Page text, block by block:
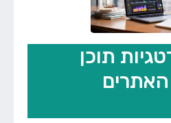
תוכן
האתרים